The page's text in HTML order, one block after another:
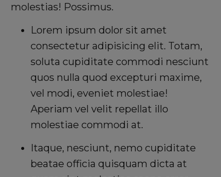
molestias! Possimus.
Lorem ipsum dolor sit amet
consectetur adipisicing elit. Totam,
soluta cupiditate commodi nesciunt
quos nulla quod excepturi maxime,
vel modi, eveniet molestiae!
Aperiam vel velit repellat illo
molestiae commodi at.
Itaque, nesciunt, nemo cupiditate
beatae officia quisquam dicta at